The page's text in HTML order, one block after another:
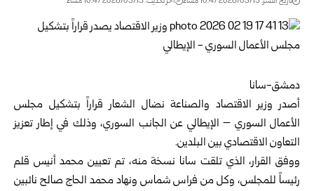
دمشق-سانا
أصدر وزير الاقتصاد والصناعة نضال الشعارقراراً بتشكيل مجلس
الأعمال السوري – الإيطالي عن الجانب السوري، وذلك في إطارتعزيز
التعاون الاقتصاديبين البلدين.
ووفق القرار، الذي تلقت سانا نسخة منه، تم تعيين محمد أنيس قلم
رئيساً للمجلس، وكل من فراس شماس ونهاد محمد الحاج صالح نائبين